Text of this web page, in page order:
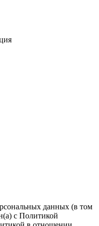
данных (в том
с Политикой